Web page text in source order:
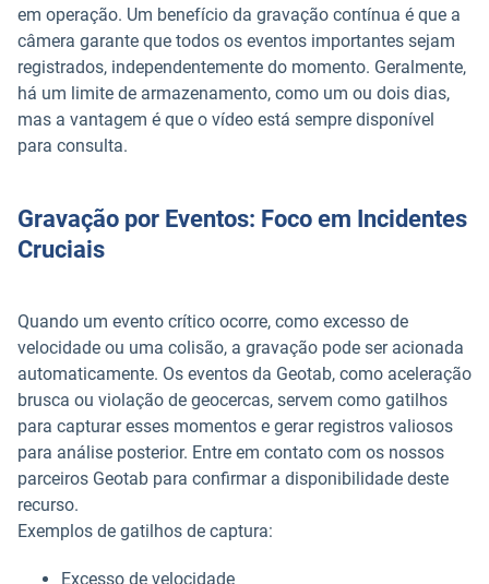
em operação. Um benefício da gravação contínua é que a
câmera garante que todos os eventos importantes sejam
registrados, independentemente do momento. Geralmente,
há um limite de armazenamento, como um ou dois dias,
mas a vantagem é que o vídeo está sempre disponível
para consulta.
Gravação por Eventos: Foco em Incidentes
Cruciais
Quando um evento crítico ocorre, como excesso de
velocidade ou uma colisão, a gravação pode ser acionada
automaticamente. Os eventos da Geotab, como aceleração
brusca ou violação de geocercas, servem como gatilhos
para capturar esses momentos e gerar registros valiosos
para análise posterior. Entre em contato com os nossos
parceiros Geotab para confirmar a disponibilidade deste
recurso.
Exemplos de gatilhos de captura:
Excesso de velocidade